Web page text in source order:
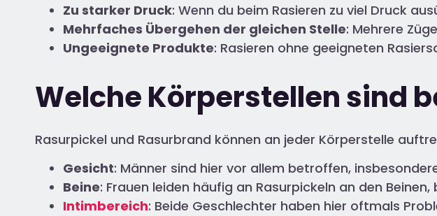
Zu starker Druck: Wenn du beim Rasieren zu viel Druck
Mehrfaches Übergehen der gleichen Stelle: Mehrere
Ungeeignete Produkte: Rasieren ohne geeigneten
Welche Körperstellen sind
Rasurpickel und Rasurbrand können an jeder Körperstelle
Gesicht: Männer sind hier vor allem betroffen,
Beine: Frauen leiden häufig an Rasurpickeln an den
Intimbereich: Beide Geschlechter haben hier oftmals